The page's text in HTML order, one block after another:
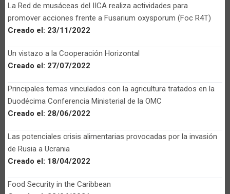
La Red de musáceas del IICA realiza actividades para
promover acciones frente a Fusarium oxysporum (Foc R4T)
Creado el: 23/11/2022
Un vistazo a la Cooperación Horizontal
Creado el: 27/07/2022
Principales temas vinculados con la agricultura tratados en la
Duodécima Conferencia Ministerial de la OMC
Creado el: 28/06/2022
Las potenciales crisis alimentarias provocadas por la invasión
de Rusia a Ucrania
Creado el: 18/04/2022
Food Security in the Caribbean